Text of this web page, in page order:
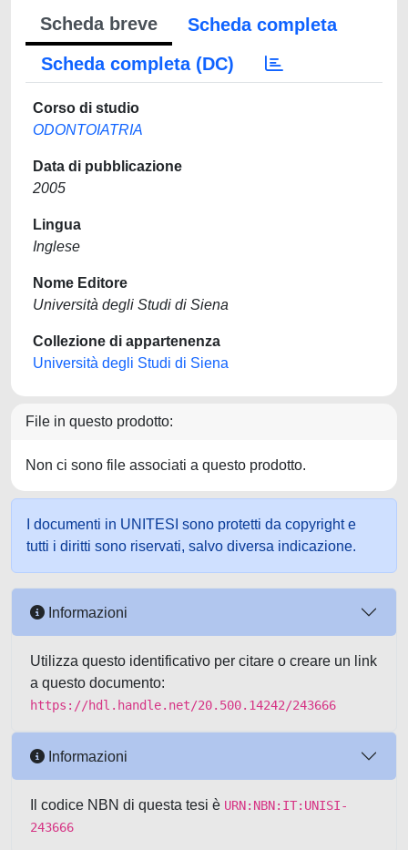
Scheda breve
Scheda completa
Scheda completa (DC)
Corso di studio
ODONTOIATRIA
Data di pubblicazione
2005
Lingua
Inglese
Nome Editore
Università degli Studi di Siena
Collezione di appartenenza
Università degli Studi di Siena
File in questo prodotto:
Non ci sono file associati a questo prodotto.
I documenti in UNITESI sono protetti da copyright e
tutti i diritti sono riservati, salvo diversa indicazione.
Informazioni
Utilizza questo identificativo per citare o creare un link
a questo documento:
https://hdl.handle.net/20.500.14242/243666
Informazioni
Il codice NBN di questa tesi è URN:NBN:IT:UNISI-
243666